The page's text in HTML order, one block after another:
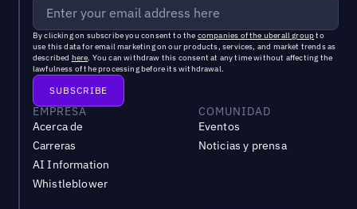
By clicking on subscribe you consent to the companies of the uberall groupto
use this data for email marketing on our products, services, and market trends as
described here. You can withdraw this consent at any time without affecting the
lawfulness of the processing before its withdrawal.
EMPRESA
Acerca de
Carreras
AI Information
Whistleblower
COMUNIDAD
Eventos
Noticias y prensa